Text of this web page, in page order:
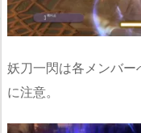
妖刀一閃は各メンバー
に注意。